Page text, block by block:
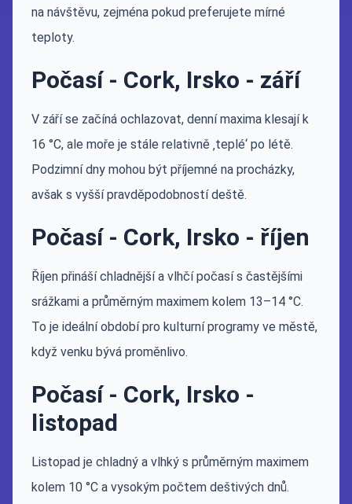
na návštěvu, zejména pokud preferujete mírné
teploty.
Počasí - Cork, Irsko - září
V září se začíná ochlazovat, denní maxima klesají k
16 °C, ale moře je stále relativně ‚teplé‘ po létě.
Podzimní dny mohou být příjemné na procházky,
avšak s vyšší pravděpodobností deště.
Počasí - Cork, Irsko - říjen
Říjen přináší chladnější a vlhčí počasí s častějšími
srážkami a průměrným maximem kolem 13–14 °C.
To je ideální období pro kulturní programy ve městě,
když venku bývá proměnlivo.
Počasí - Cork, Irsko -
listopad
Listopad je chladný a vlhký s průměrným maximem
kolem 10 °C a vysokým počtem deštivých dnů.